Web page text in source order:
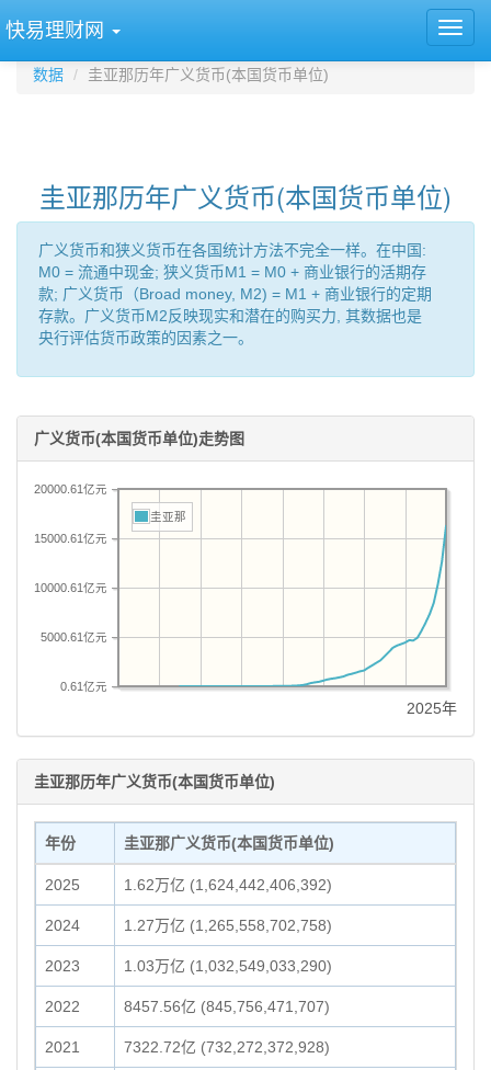
快易理财网
数据 圭亚那历年广义货币(本国货币单位)
圭亚那历年广义货币(本国货币单位)
广义货币和狭义货币在各国统计方法不完全一样。在中国:
M0 = 流通中现金; 狭义货币M1 = M0 + 商业银行的活期存
款; 广义货币（Broad money, M2) = M1 + 商业银行的定期
存款。广义货币M2反映现实和潜在的购买力, 其数据也是
央行评估货币政策的因素之一。
广义货币(本国货币单位)走势图
0.61亿元
5000.61亿元
10000.61亿元
15000.61亿元
20000.61亿元
圭亚那
2025年
圭亚那历年广义货币(本国货币单位)
年份 圭亚那广义货币(本国货币单位)
2025 1.62万亿 (1,624,442,406,392)
2024 1.27万亿 (1,265,558,702,758)
2023 1.03万亿 (1,032,549,033,290)
2022 8457.56亿 (845,756,471,707)
2021 7322.72亿 (732,272,372,928)